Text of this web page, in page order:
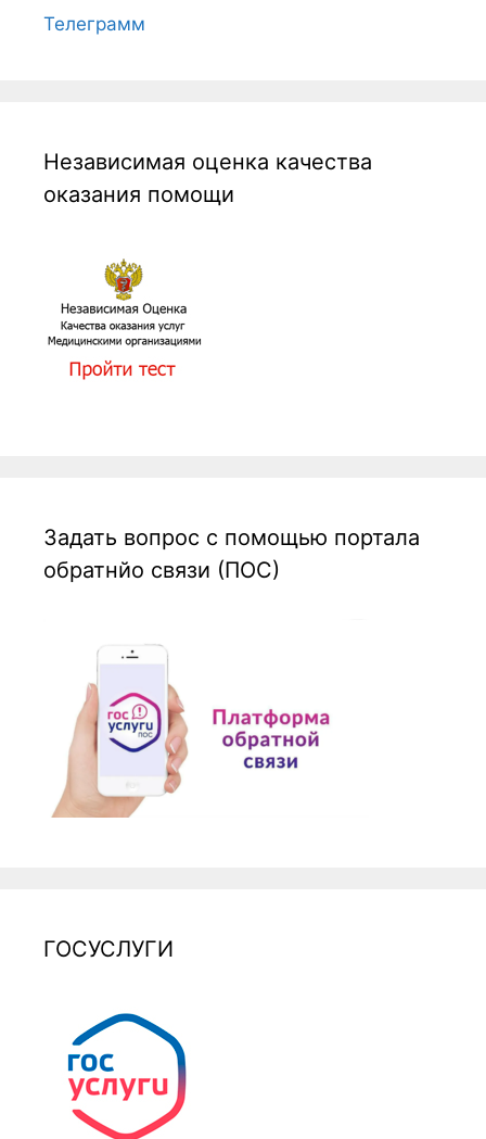
Телеграмм
Независимая оценка качества
оказания помощи
Задать вопрос с помощью портала
обратнйо связи (ПОС)
ГОСУСЛУГИ